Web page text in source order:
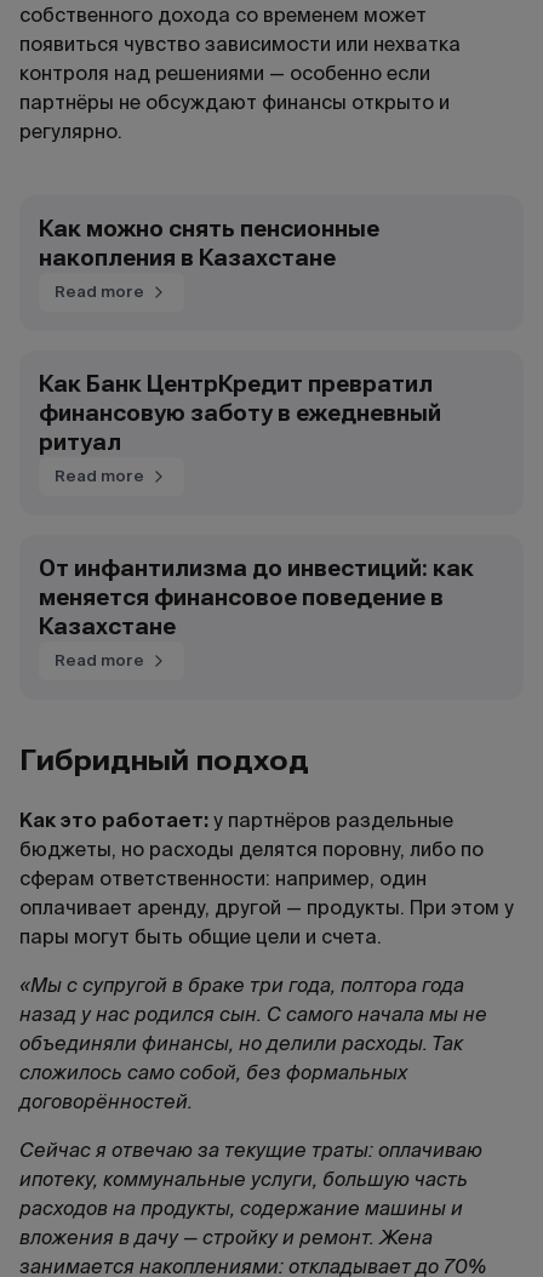
собственного дохода со временем может
появиться чувство зависимости или нехватка
контроля над решениями — особенно если
партнёры не обсуждают финансы открыто и
регулярно.
Как можно снять пенсионные
накопления в Казахстане
Read more
Как Банк ЦентрКредит превратил
финансовую заботу в ежедневный
ритуал
Read more
От инфантилизма до инвестиций: как
меняется финансовое поведение в
Казахстане
Read more
Гибридный подход
Как это работает:у партнёров раздельные
бюджеты, но расходы делятся поровну, либо по
сферам ответственности: например, один
оплачивает аренду, другой — продукты. При этом у
пары могут быть общие цели и счета.
«Мы с супругой в браке три года, полтора года
назад у нас родился сын. С самого начала мы не
объединяли финансы, но делили расходы. Так
сложилось само собой, без формальных
договорённостей.
Сейчас я отвечаю за текущие траты: оплачиваю
ипотеку, коммунальные услуги, большую часть
расходов на продукты, содержание машины и
вложения в дачу — стройку и ремонт. Жена
занимается накоплениями: откладывает до 70%